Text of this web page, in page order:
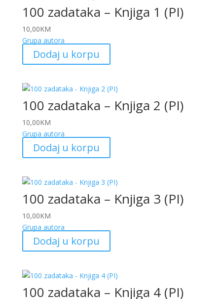
100 zadataka – Knjiga 1 (PI)
10,00KM
Grupa autora
Dodaj u korpu
100 zadataka – Knjiga 2 (PI)
10,00KM
Grupa autora
Dodaj u korpu
100 zadataka – Knjiga 3 (PI)
10,00KM
Grupa autora
Dodaj u korpu
100 zadataka – Knjiga 4 (PI)